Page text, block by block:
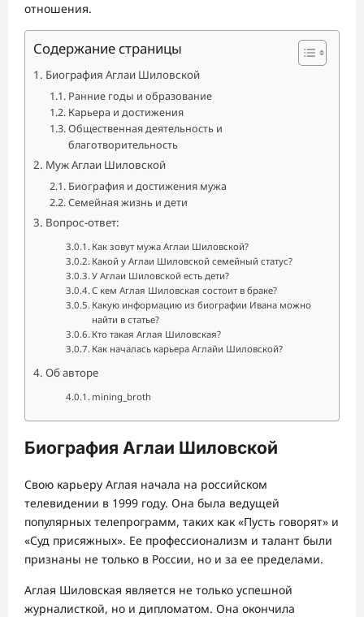
отношения.
Содержание страницы
Биография Аглаи Шиловской
Ранние годы и образование
Карьера и достижения
Общественная деятельность и
благотворительность
Муж Аглаи Шиловской
Биография и достижения мужа
Семейная жизнь и дети
Вопрос-ответ:
Как зовут мужа Аглаи Шиловской?
Какой у Аглаи Шиловской семейный статус?
У Аглаи Шиловской есть дети?
С кем Аглая Шиловская состоит в браке?
Какую информацию из биографии Ивана можно
найти в статье?
Кто такая Аглая Шиловская?
Как началась карьера Аглайи Шиловской?
Об авторе
mining_broth
Биография Аглаи Шиловской
Свою карьеру Аглая начала на российском
телевидении в 1999 году. Она была ведущей
популярных телепрограмм, таких как «Пусть говорят» и
«Суд присяжных». Ее профессионализм и талант были
признаны не только в России, но и за ее пределами.
Аглая Шиловская является не только успешной
журналисткой, но и дипломатом. Она окончила